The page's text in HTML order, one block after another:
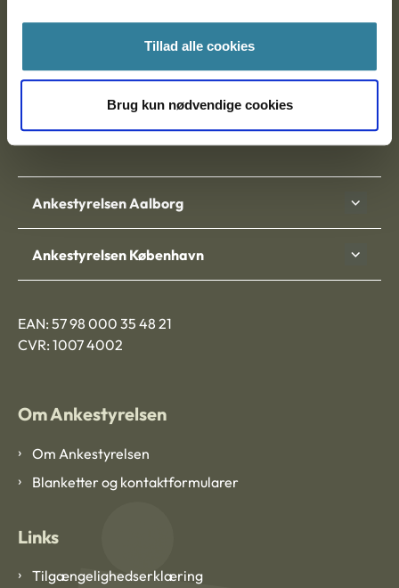
Tillad alle cookies
Brug kun nødvendige cookies
Postadresse:
Nytorv 7, 2. sal
9000 Aalborg
Ankestyrelsen Aalborg
Ankestyrelsen København
EAN: 57 98 000 35 48 21
CVR: 1007 4002
Om Ankestyrelsen
Om Ankestyrelsen
Blanketter og kontaktformularer
Links
Tilgængelighedserklæring